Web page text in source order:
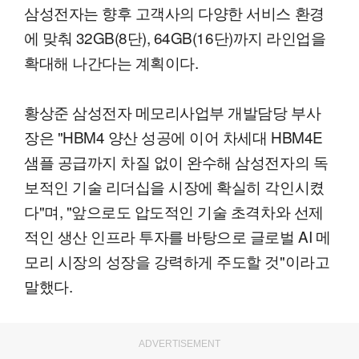
삼성전자는 향후 고객사의 다양한 서비스 환경
에 맞춰 32GB(8단), 64GB(16단)까지 라인업을
확대해 나간다는 계획이다.
황상준 삼성전자 메모리사업부 개발담당 부사
장은 "HBM4 양산 성공에 이어 차세대 HBM4E
샘플 공급까지 차질 없이 완수해 삼성전자의 독
보적인 기술 리더십을 시장에 확실히 각인시켰
다"며, "앞으로도 압도적인 기술 초격차와 선제
적인 생산 인프라 투자를 바탕으로 글로벌 AI 메
모리 시장의 성장을 강력하게 주도할 것"이라고
말했다.
ADVERTISEMENT